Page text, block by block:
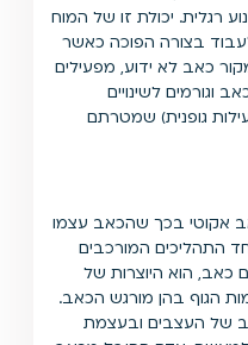
רגלית. יכולת זו של המוח
בצורה הפוכה כאשר
כאב לא ידוע, מפעילים
וגורמים לשינויים
גופנית) שמטרתם
אקוטי בכך שהכאב עצמו
התהליכים המורכבים
הוא היוצרות של
הגוף בהן מורגש הכאב.
של העצבים ובעצמת